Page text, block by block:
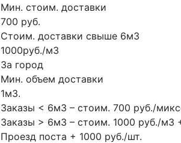
Мин. стоим. доставки
700 руб.
Стоим. доставки свыше 6м3
1000руб./м3
За город
Мин. объем доставки
1м3.
Заказы < 6м3 – стоим. 700 руб./
Заказы > 6м3 – стоим. 1000 руб./м3
Проезд поста + 1000 руб./шт.